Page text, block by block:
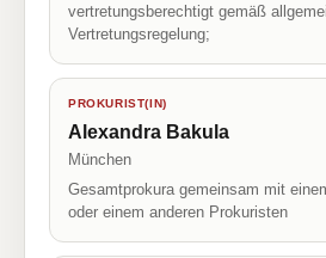
vertretungsberechtigt gemäß
Vertretungsregelung;
PROKURIST(IN)
Alexandra Bakula
München
Gesamtprokura gemeinsam mit
oder einem anderen Prokuristen